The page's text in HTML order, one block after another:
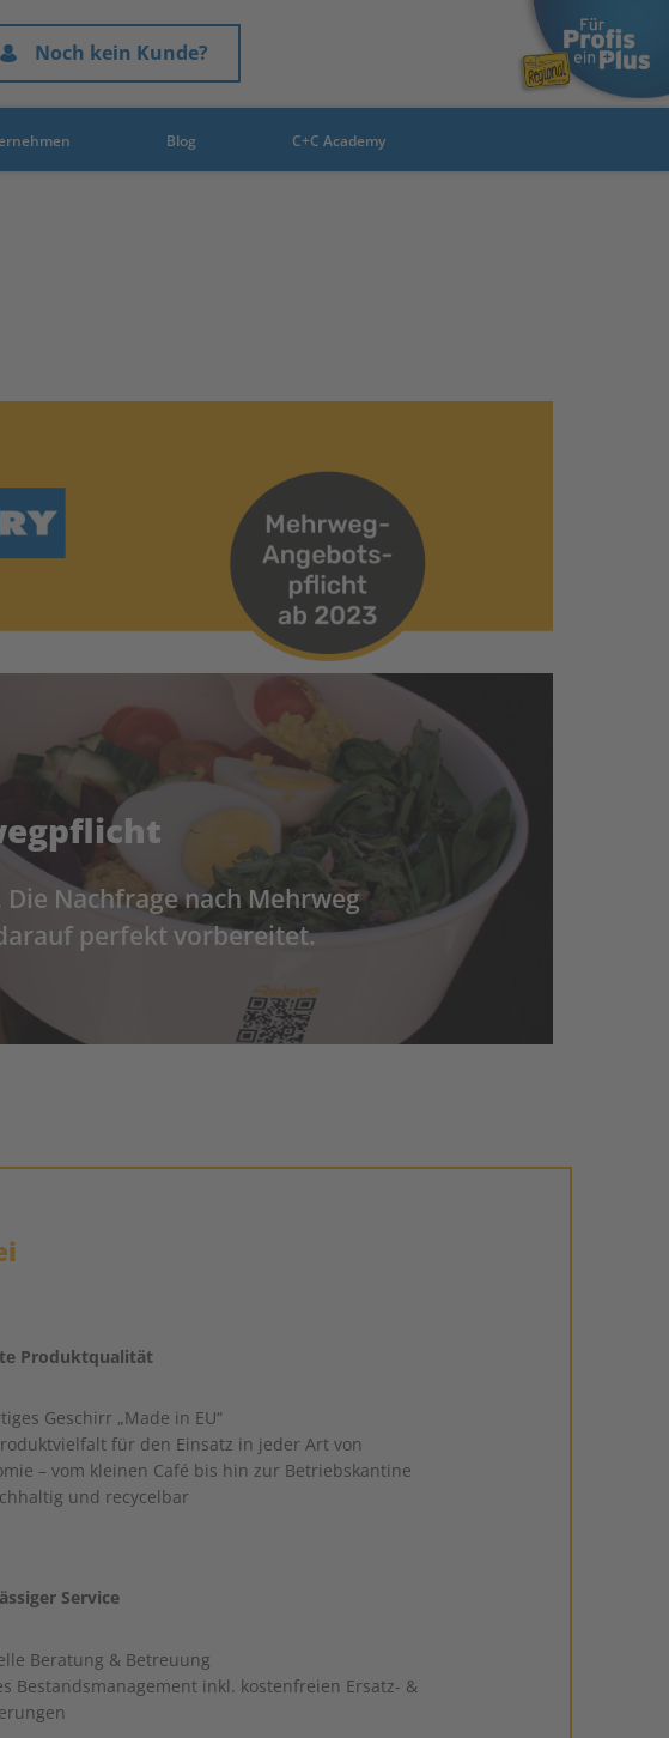
Noch kein Kunde?
Blog C+C Academy
Nachfrage nach Mehrweg
perfekt vorbereitet.
Produktqualität
Geschirr „Made in EU“
für den Einsatz in jeder Art von
– vom kleinen Café bis hin zur Betriebskantine
und recycelbar
Service
Beratung & Betreuung
Bestandsmanagement inkl. kostenfreien Ersatz- &